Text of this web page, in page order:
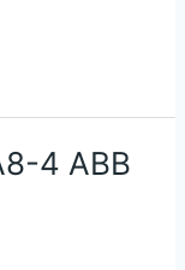
4 ABB